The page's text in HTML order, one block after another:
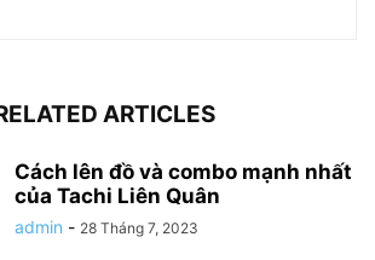
ARTICLES
Cách lên đồ và combo mạnh nhất
của Tachi Liên Quân
admin - 28 Tháng 7, 2023